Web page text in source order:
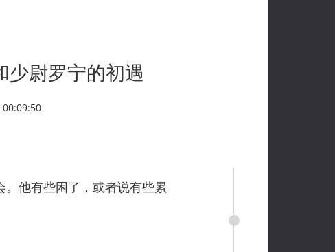
少尉罗宁的初遇
00:09:50
他有些困了，或者说有些累